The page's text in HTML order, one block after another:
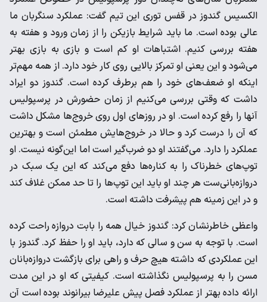
الکسیس گندوز در قفس توری این تیم گفت: عملکرد سنگربان ما
عالی بوده است. ما باید شرایط بازیکن را از زمان ورود و هفته به
هفته بررسی کنیم. اشتباهات او کم است و بازی به بازی بهتر
می‌شود و این یعنی او تمرکز بالایی روی کار خود دارد. از همه مهم‌تر
اینکه او ضعف‌های خود را هم برطرف کرده است. گندوز دو ایراد
داشت که وقتی بررسی می‌کنیم از زمان حضورش در پرسپولیس
آنها را رفع کرده است. او در روزهای اول روی خروج‌ها مشکل داشت
که آن را درست کرد و حالا در خروج‌هایش مطمئن است و بهترین
عملکرد را دارد. می‌گفتند او دو ضرب‌گیر است اما این‌گونه نیست. او
توپ‌های خطرناک را به کناره‌ها دفع می‌کند که این یک سبک در
دروازه‌بانی‌ست هر چند او باید این توپ‌ها را تا حد ممکن غلاف کند
و در این زمینه هم پیشرفت داشته است.
واعظی خاطرنشان کرد: گندوز خیال همه را بابت دروازه راحت کرده
است. با توجه به سن و سالی که دارد، باید او را حفظ کرد. گندوز با
این عملکردی که داشته هیچ حرف و راهی برای بازگشت دروازه‌بانان
مسن را به پرسپولیس نگذاشته است. کیفیتی که او در این مدت
ارائه داده بهتر از عملکرد فصل پیش علیرضا بیرانوند بوده است آن